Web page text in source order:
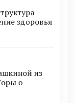
здоровья
из
о